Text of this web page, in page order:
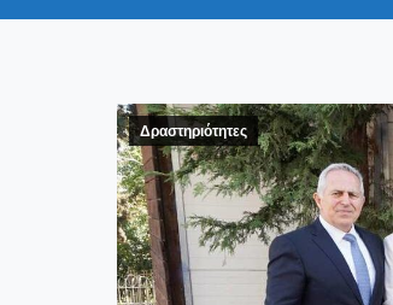
Δραστηριότητες